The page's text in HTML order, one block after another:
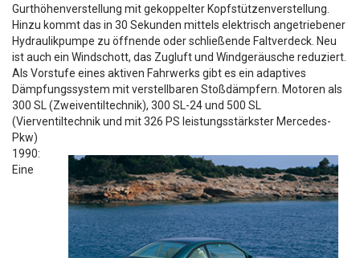
Gurthöhenverstellung mit gekoppelter Kopfstützenverstellung.
Hinzu kommt das in 30 Sekunden mittels elektrisch angetriebener
Hydraulikpumpe zu öffnende oder schließende Faltverdeck. Neu
ist auch ein Windschott, das Zugluft und Windgeräusche reduziert.
Als Vorstufe eines aktiven Fahrwerks gibt es ein adaptives
Dämpfungssystem mit verstellbaren Stoßdämpfern. Motoren als
300 SL (Zweiventiltechnik), 300 SL-24 und 500 SL
(Vierventiltechnik und mit 326 PS leistungsstärkster Mercedes-
Pkw)
1990:
Eine